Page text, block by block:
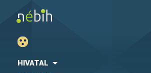
HIVATAL